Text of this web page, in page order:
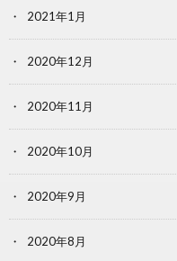
2021年1月
2020年12月
2020年11月
2020年10月
2020年9月
2020年8月